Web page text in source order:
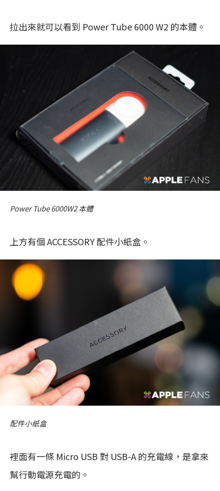
拉出來就可以看到 Power Tube 6000 W2 的本體。
Power Tube 6000W2 本體
上方有個 ACCESSORY 配件小紙盒。
配件小紙盒
裡面有一條 Micro USB 對 USB-A 的充電線，是拿來
幫行動電源充電的。